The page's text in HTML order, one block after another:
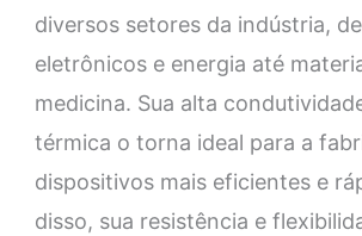
diversos setores da indústria,
eletrônicos e energia até
medicina. Sua alta
térmica o torna ideal para a
dispositivos mais eficientes e
disso, sua resistência e